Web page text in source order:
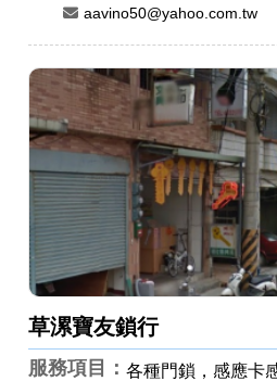
aavino50@yahoo.com.tw
草漯寶友鎖行
服務項目：各種門鎖，感應卡